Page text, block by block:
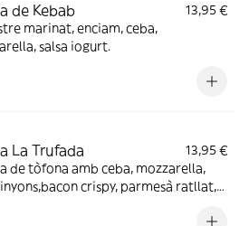
de Kebab
13,95 €
marinat, enciam, ceba,
salsa iogurt.
La Trufada
13,95 €
de tòfona amb ceba, mozzarella,
crispy, parmesà ratllat,